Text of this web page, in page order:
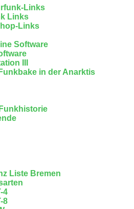
Links
Links
Links
Software
III
in der Anarktis
Liste Bremen
4
8